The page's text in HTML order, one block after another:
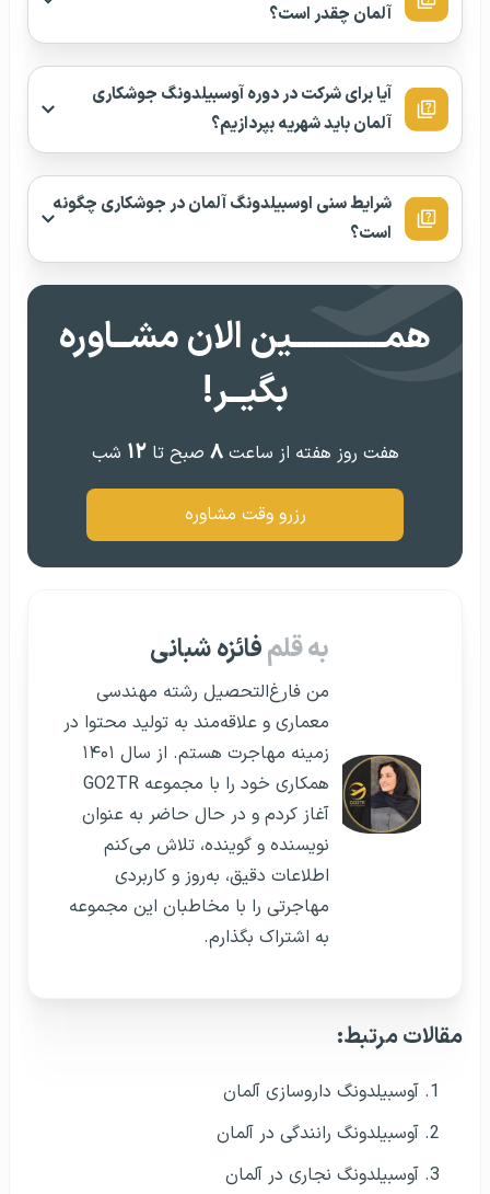
آلمان چقدر است؟
آیا برای شرکت در دوره آوسبیلدونگ جوشکاری
آلمان باید شهریه بپردازیم؟
شرایط سنی اوسبیلدونگ آلمان در جوشکاری چگونه
است؟
همــــــــــــین الان مشــاوره
بگیــر!
هفت روز هفته از ساعت۸ صبح تا۱۲ شب
رزرو وقت مشاوره
به قلمفائزه شبانی
من فارغ‌التحصیل رشته مهندسی
معماری و علاقه‌مند به تولید محتوا در
زمینه مهاجرت هستم. از سال ۱۴۰۱
همکاری خود را با مجموعه GO2TR
آغاز کردم و در حال حاضر به عنوان
نویسنده و گوینده، تلاش می‌کنم
اطلاعات دقیق، به‌روز و کاربردی
مهاجرتی را با مخاطبان این مجموعه
به اشتراک بگذارم.
مقالات مرتبط:
آوسبیلدونگ داروسازی آلمان
آوسبیلدونگ رانندگی در آلمان
آوسبیلدونگ نجاری در آلمان